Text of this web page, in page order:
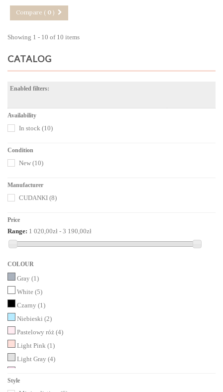
Compare ( 0 )
Showing 1 - 10 of 10 items
CATALOG
Enabled filters:
Availability
In stock (10)
Condition
New (10)
Manufacturer
CUDANKI (8)
Price
Range: 1 020,00zł - 3 190,00zł
COLOUR
Gray (1)
White (5)
Czarny (1)
Niebieski (2)
Pastelowy róż (4)
Light Pink (1)
Light Gray (4)
Style